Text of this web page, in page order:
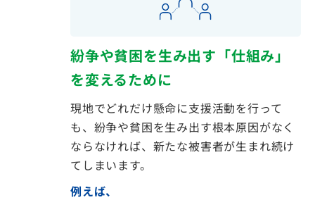
紛争や貧困を生み出す「仕組み」
を変えるために
現地でどれだけ懸命に支援活動を行って
も、紛争や貧困を生み出す根本原因がなく
ならなければ、新たな被害者が生まれ続け
てしまいます。
例えば、